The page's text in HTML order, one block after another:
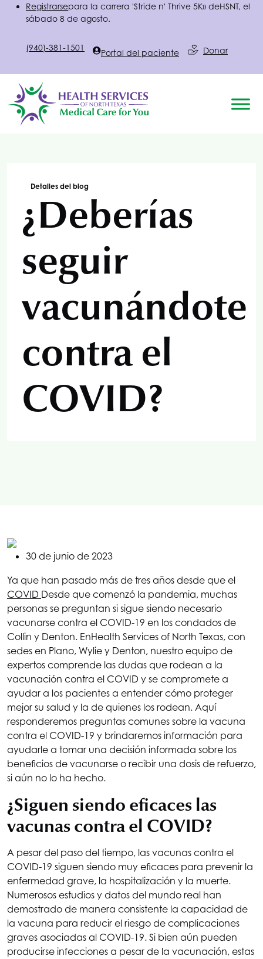
Registrarsepara la carrera 'Stride n' Thrive 5K» deHSNT, el
sábado 8 de agosto.
(940)-381-1501
Portal del paciente Donar
Detalles del blog
¿Deberías
seguir
vacunándote
contra el
COVID?
30 de junio de 2023
Ya que han pasado más de tres años desde que el
COVID Desde que comenzó la pandemia, muchas
personas se preguntan si sigue siendo necesario
vacunarse contra el COVID-19 en los condados de
Collin y Denton. EnHealth Services of North Texas, con
sedes en Plano, Wylie y Denton, nuestro equipo de
expertos comprende las dudas que rodean a la
vacunación contra el COVID y se compromete a
ayudar a los pacientes a entender cómo proteger
mejor su salud y la de quienes los rodean. Aquí
responderemos preguntas comunes sobre la vacuna
contra el COVID-19 y brindaremos información para
ayudarle a tomar una decisión informada sobre los
beneficios de vacunarse o recibir una dosis de refuerzo,
si aún no lo ha hecho.
¿Siguen siendo eficaces las
vacunas contra el COVID?
A pesar del paso del tiempo, las vacunas contra el
COVID-19 siguen siendo muy eficaces para prevenir la
enfermedad grave, la hospitalización y la muerte.
Numerosos estudios y datos del mundo real han
demostrado de manera consistente la capacidad de
la vacuna para reducir el riesgo de complicaciones
graves asociadas al COVID-19. Si bien aún pueden
producirse infecciones a pesar de la vacunación, estas